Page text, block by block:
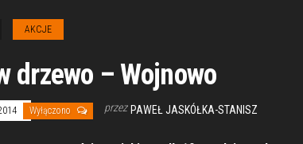
AKCJE
drzewo – Wojnowo
Wyłączono przez PAWEŁ JASKÓŁKA-STANISZ